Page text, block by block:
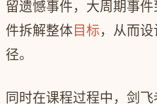
留遗憾事件，大周期事
件拆解整体目标，从而
径。
同时在课程过程中，剑